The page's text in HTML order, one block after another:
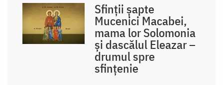
Sfinții șapte
Mucenici Macabei,
mama lor Solomonia
și dascălul Eleazar –
drumul spre
sfințenie